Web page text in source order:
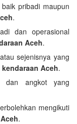
pribadi maupun
.
dan operasional
Aceh.
sejenisnya yang
Aceh.
dan angkot yang
mengikuti
.